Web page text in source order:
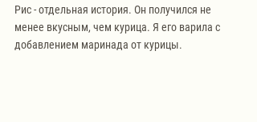
Рис - отдельная история. Он получился не
менее вкусным, чем курица. Я его варила с
добавлением маринада от курицы.